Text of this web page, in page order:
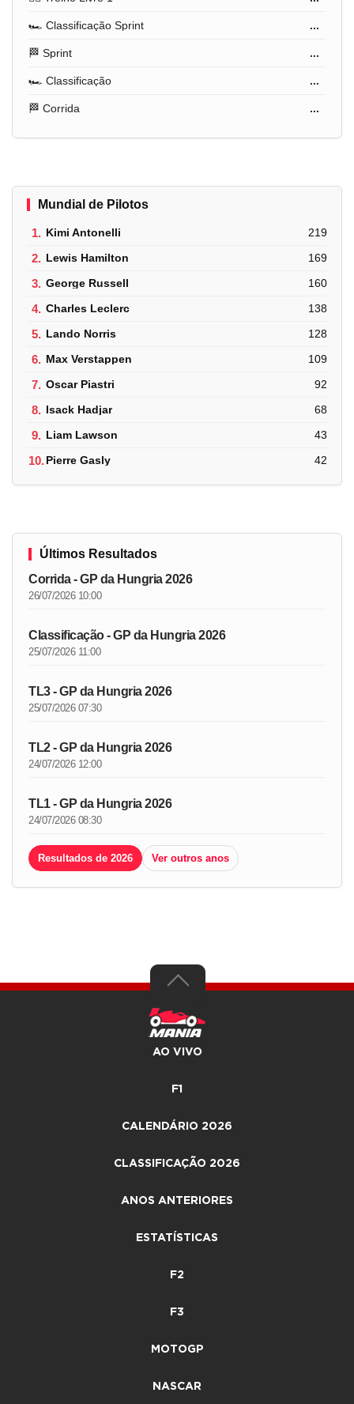
🏎️ Classificação Sprint ...
🏁 Sprint ...
🏎️ Classificação ...
🏁 Corrida ...
Mundial de Pilotos
1. Kimi Antonelli 219
2. Lewis Hamilton 169
3. George Russell 160
4. Charles Leclerc 138
5. Lando Norris 128
6. Max Verstappen 109
7. Oscar Piastri 92
8. Isack Hadjar 68
9. Liam Lawson 43
10.Pierre Gasly 42
Últimos Resultados
Corrida - GP da Hungria 2026
26/07/2026 10:00
Classificação - GP da Hungria 2026
25/07/2026 11:00
TL3 - GP da Hungria 2026
25/07/2026 07:30
TL2 - GP da Hungria 2026
24/07/2026 12:00
TL1 - GP da Hungria 2026
24/07/2026 08:30
Resultados de 2026 Ver outros anos
AO VIVO
F1
CALENDÁRIO 2026
CLASSIFICAÇÃO 2026
ANOS ANTERIORES
ESTATÍSTICAS
F2
F3
MOTOGP
NASCAR